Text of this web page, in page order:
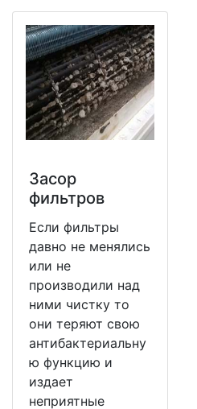
Засор
фильтров
Если фильтры
давно не менялись
или не
производили над
ними чистку то
они теряют свою
антибактериальну
ю функцию и
издает
неприятные